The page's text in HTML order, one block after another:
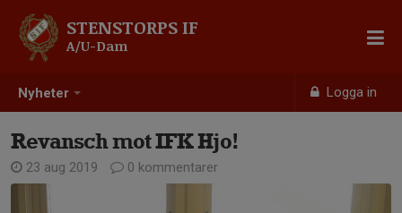
Nyheter Logga in
STENSTORPS IF
A/U-Dam
Revansch mot IFK Hjo!
23 aug 2019 0 kommentarer